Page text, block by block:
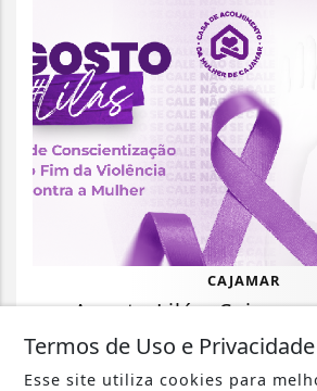
CAJAMAR
Agosto Lilás:
campanha de
Termos de Uso e Privacidade
Esse site utiliza cookies para